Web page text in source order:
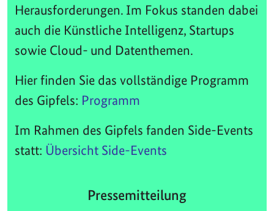
Herausforderungen. Im Fokus standen dabei
auch die Künstliche Intelligenz, Startups
sowie Cloud- und Datenthemen.
Hier finden Sie das vollständige Programm
des Gipfels: Programm
Im Rahmen des Gipfels fanden Side-Events
statt: Übersicht Side-Events
Pressemitteilung